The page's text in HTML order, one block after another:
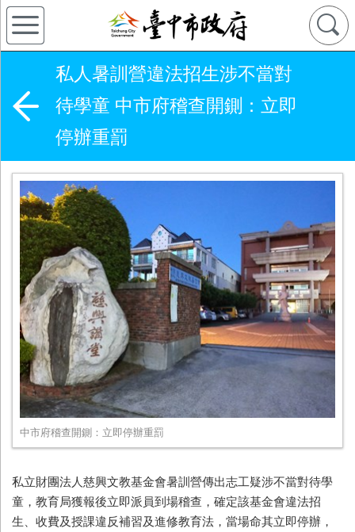
私人暑訓營違法招生涉不當對
待學童 中市府稽查開鍘：立即
停辦重罰
中市府稽查開鍘：立即停辦重罰
私立財團法人慈興文教基金會暑訓營傳出志工疑涉不當對待學
童，教育局獲報後立即派員到場稽查，確定該基金會違法招
生、收費及授課違反補習及進修教育法，當場命其立即停辦，